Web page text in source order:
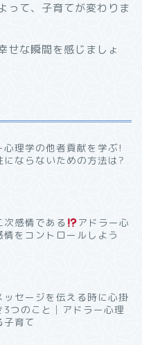
って、子育てが変わりま
せな瞬間を感じましょ
心理学の他者貢献を学ぶ!
にならないための方法は?
次感情である
アドラー心
情をコントロールしよう
ッセージを伝える時に心掛
3つのこと│アドラー心理
子育て